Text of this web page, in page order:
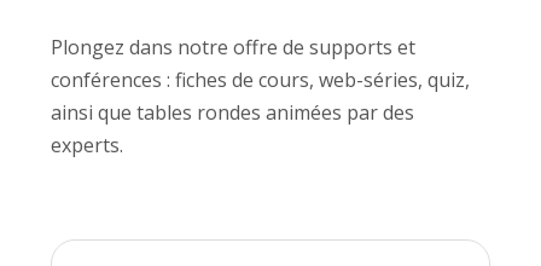
Plongez dans notre offre de supports et
conférences : fiches de cours, web-séries, quiz,
ainsi que tables rondes animées par des
experts.